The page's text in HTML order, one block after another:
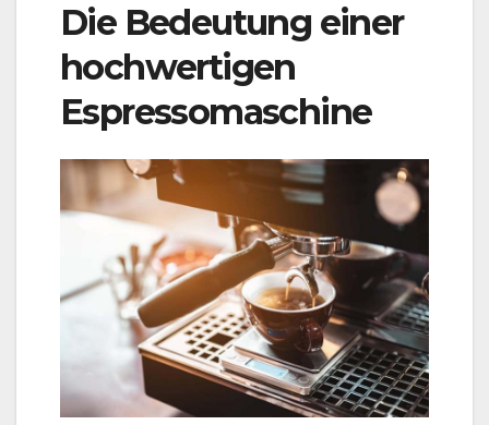
Die Bedeutung einer
hochwertigen
Espressomaschine